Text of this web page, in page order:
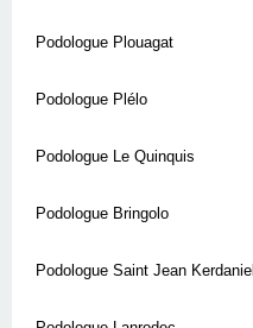
Podologue Plouagat
Podologue Plélo
Podologue Le Quinquis
Podologue Bringolo
Podologue Saint Jean Kerdaniel